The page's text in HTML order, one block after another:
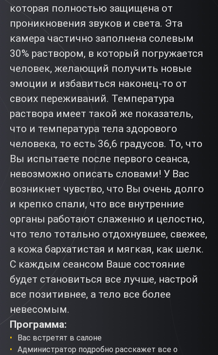
которая полностью защищена от
проникновения звуков и света. Эта
камера частично заполнена солевым
30% раствором, в который погружается
человек, желающий получить новые
эмоции и избавиться наконец-то от
своих переживаний. Температура
раствора имеет такой же показатель,
что и температура тела здорового
человека, то есть 36,6 градусов. То, что
Вы испытаете после первого сеанса,
невозможно описать словами! У Вас
возникнет чувство, что Вы очень долго
и крепко спали, что все внутренние
органы работают слаженно и целостно,
что тело тотально отдохнувшее, свежее,
а кожа бархатистая и мягкая, как шелк.
С каждым сеансом Ваше состояние
будет становиться все лучше, настрой
все позитивнее, а тело все более
невесомым.
Программа:
Вас встретят в салоне
Администратор подробно расскажет все о